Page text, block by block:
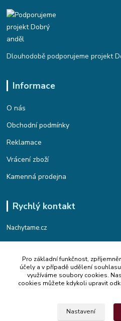
Dlouhodobě podporujeme projekt
Informace
O nás
Obchodní podmínky
Reklamace
Vrácení zboží
Kamenná prodejna
Rychlý kontakt
Nachytame.cz
Telefon : +420 774 912 435
(Po-Pá, 9:00-17:00 hod.)
Email : info@nachytame.cz
Pro základní funkčnost,
účely a v případě udělení
využíváme soubory cookies.
cookies můžete kdykoli upravit
Nastavení